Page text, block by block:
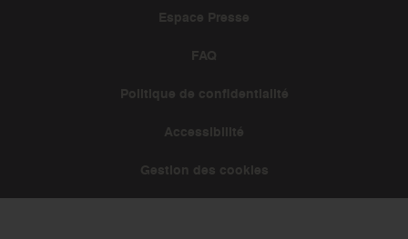
Espace Presse
FAQ
Politique de confidentialité
Accessibilité
Gestion des cookies